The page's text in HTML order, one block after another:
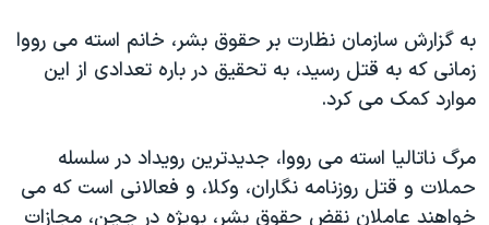
تریبونال مردمی آبان ۹۸
دادگاه حمید نوری
چهل سال گروگان‌گیری
قانون شفافیت دارائی کادر رهبری ایران
اعتراضات مردمی آبان ۹۸
به گزارش سازمان نظارت بر حقوق بشر، خانم استه می رووا
زمانی که به قتل رسید، به تحقیق در باره تعدادی از این
موارد کمک می کرد.
مرگ ناتالیا استه می رووا، جدیدترین رویداد در سلسله
حملات و قتل روزنامه نگاران، وکلا، و فعالانی است که می
خواهند عاملان نقض حقوق بشر، بویژه در چچن، مجازات